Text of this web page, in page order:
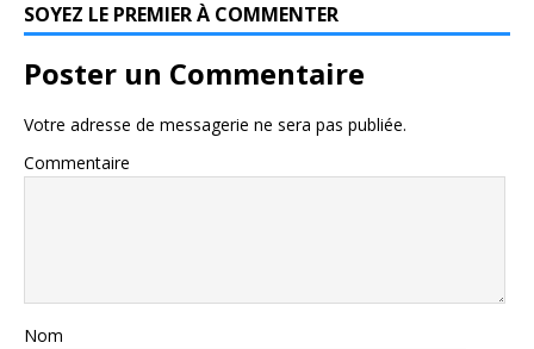
SOYEZ LE PREMIER À COMMENTER
Poster un Commentaire
Votre adresse de messagerie ne sera pas publiée.
Commentaire
Nom